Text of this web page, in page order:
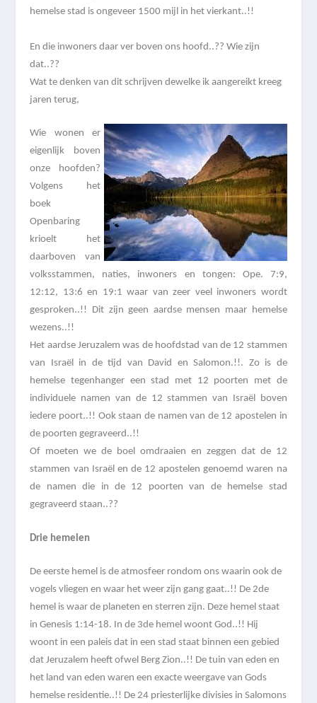
hemelse stad is ongeveer 1500 mijl in het vierkant..!!
En die inwoners daar ver boven ons hoofd..?? Wie zijn
dat..??
Wat te denken van dit schrijven dewelke ik aangereikt kreeg
jaren terug,
Wie wonen er
eigenlijk boven
onze hoofden?
Volgens het
boek
Openbaring
krioelt het
daarboven van
volksstammen, naties, inwoners en tongen: Ope. 7:9,
12:12, 13:6 en 19:1 waar van zeer veel inwoners wordt
gesproken..!! Dit zijn geen aardse mensen maar hemelse
wezens..!!
Het aardse Jeruzalem was de hoofdstad van de 12 stammen
van Israël in de tijd van David en Salomon.!!. Zo is de
hemelse tegenhanger een stad met 12 poorten met de
individuele namen van de 12 stammen van Israël boven
iedere poort..!! Ook staan de namen van de 12 apostelen in
de poorten gegraveerd..!!
Of moeten we de boel omdraaien en zeggen dat de 12
stammen van Israël en de 12 apostelen genoemd waren na
de namen die in de 12 poorten van de hemelse stad
gegraveerd staan..??
Drie hemelen
De eerste hemel is de atmosfeer rondom ons waarin ook de
vogels vliegen en waar het weer zijn gang gaat..!! De 2de
hemel is waar de planeten en sterren zijn. Deze hemel staat
in Genesis 1:14-18. In de 3de hemel woont God..!! Hij
woont in een paleis dat in een stad staat binnen een gebied
dat Jeruzalem heeft ofwel Berg Zion..!! De tuin van eden en
het land van eden waren een exacte weergave van Gods
hemelse residentie..!! De 24 priesterlijke divisies in Salomons